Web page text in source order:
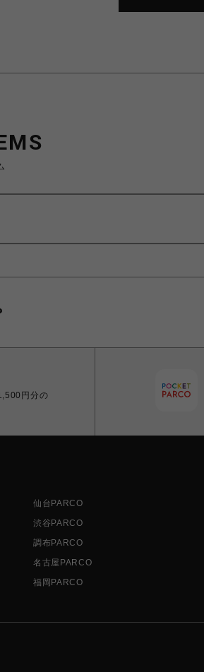
円分の
仙台PARCO
渋谷PARCO
調布PARCO
名古屋PARCO
福岡PARCO